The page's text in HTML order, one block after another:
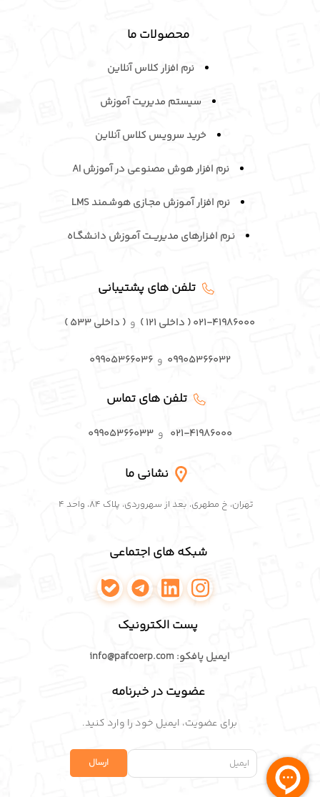
محصولات ما
نرم افزار کلاس آنلاین
سیستم مدیریت آموزش
خرید سرویـس کلاس آنلاین
نرم افزار هوش مصنوعی در آموزش AI
نرم افزار آمـوزش مجـازی هوشـمند LMS
نـرم افـزارهای مدیریــت آمـوزش دانـشگـاه
تلفن های پشتیبانی
۰۲۱-۴۱۹۸۶۰۰۰ ( داخلی ۱۲۱ ) و ( داخلی ۵۳۳ )
۰۹۹۰۵۳۶۶۰۳۲ و۰۹۹۰۵۳۶۶۰۳۶
تلفن های تماس
۰۲۱-۴۱۹۸۶۰۰۰ و۰۹۹۰۵۳۶۶۰۳۳
نشانی ما
تهران، خ مطهری، بعد از سهروردی، پلاک ۸۴، واحد ۴
شبکه های اجتماعی
اینستاگرام پافکو
لینکدین پافکو
تلگرام پافکوواتساپ پافکو
پست الکترونیک
ایمیل پافکو: info@pafcoerp.com
عضویت در خبرنامه
برای عضویت، ایمیل خود را وارد کنید.